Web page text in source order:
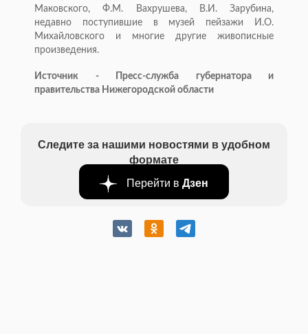
Маковского, Ф.М. Вахрушева, В.И. Зарубина,
недавно поступившие в музей пейзажи И.О.
Михайловского и многие другие живописные
произведения.
Источник - Пресс-служба губернатора и
правительства Нижегородской области
Следите за нашими новостями в удобном
формате
Перейти в Дзен